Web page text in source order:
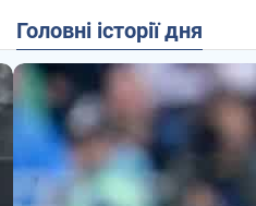
Головні історії дня